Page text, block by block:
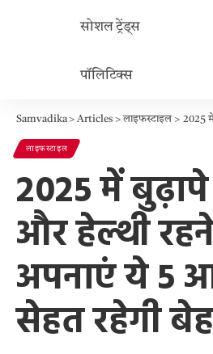
सोशल ट्रेंड्स
पॉलिटिक्स
Samvadika>Articles >लाइफस्टाइल > 2025 में बुढ़ापे
लाइफस्टाइल
2025 में
और हेल्थी
अपनाएं ये 5
सेहत रहेगी